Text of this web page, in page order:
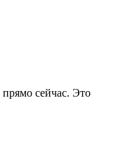
сейчас. Это